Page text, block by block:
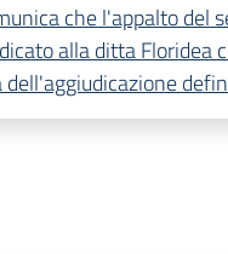
che l'appalto del
alla ditta Floridea
dell'aggiudicazione